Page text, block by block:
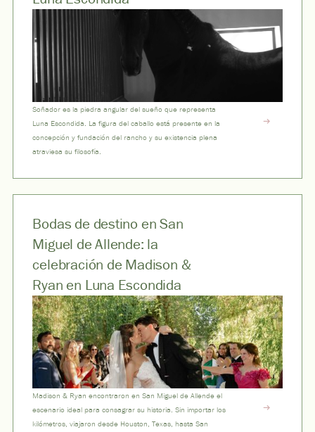
Soñador es la piedra angular del sueño que representa
Luna Escondida. La figura del caballo está presente en la
concepción y fundación del rancho y su existencia plena
atraviesa su filosofía.
Bodas de destino en San
Miguel de Allende: la
celebración de Madison &
Ryan en Luna Escondida
Madison & Ryan encontraron en San Miguel de Allende el
escenario ideal para consagrar su historia. Sin importar los
kilómetros, viajaron desde Houston, Texas, hasta San